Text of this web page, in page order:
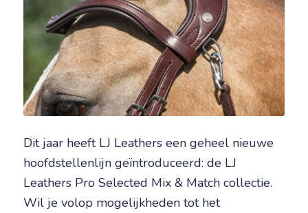
Dit jaar heeft LJ Leathers een geheel nieuwe
hoofdstellenlijn geïntroduceerd: de LJ
Leathers Pro Selected Mix & Match collectie.
Wil je volop mogelijkheden tot het